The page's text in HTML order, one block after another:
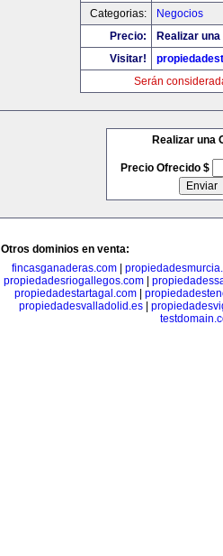
Categorias:
Negocios
Precio:
Realizar
Visitar!
Serán
Realizar una
Precio Ofrecido $
Otros dominios en venta:
fincasganaderas.com
propiedadesriogallegos.com|
propiedadestartagal.com|
propiedadesvalladolid.es